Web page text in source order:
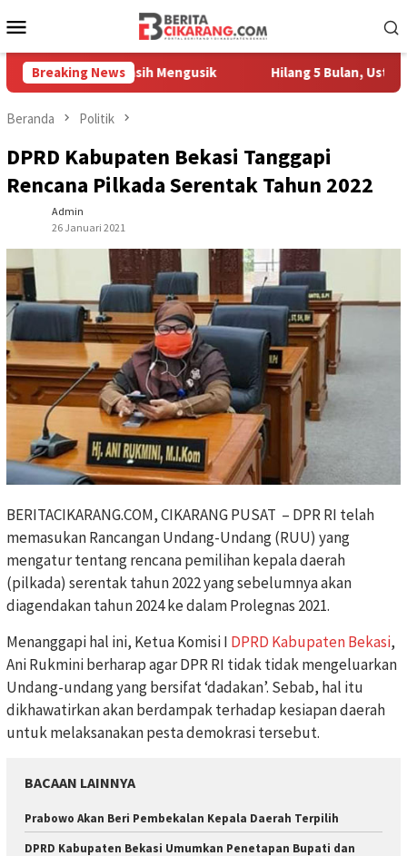
ke
Mobile
Breaking News
Masih Mengusik Hilang 5 Bulan, Ustadz Ujang
Beranda Politik
DPRD Kabupaten Bekasi Tanggapi
Rencana Pilkada Serentak Tahun 2022
Admin
26 Januari 2021
BERITACIKARANG.COM, CIKARANG PUSAT – DPR RI telah
memasukan Rancangan Undang-Undang (RUU) yang
mengatur tentang rencana pemilihan kepala daerah
(pilkada) serentak tahun 2022 yang sebelumnya akan
diagendakan tahun 2024 ke dalam Prolegnas 2021.
Menanggapi hal ini, Ketua Komisi I DPRD Kabupaten Bekasi,
Ani Rukmini berharap agar DPR RI tidak tidak mengeluarkan
Undang-undang yang bersifat ‘dadakan’. Sebab, hal itu
dikhawatirkan akan berdampak terhadap kesiapan daerah
untuk melaksanakan pesta demokrasi tersebut.
BACAAN LAINNYA
Prabowo Akan Beri Pembekalan Kepala Daerah Terpilih
DPRD Kabupaten Bekasi Umumkan Penetapan Bupati dan